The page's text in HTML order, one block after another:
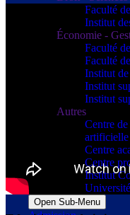
Faculté
Institut
Économie -
Faculté
Faculté
Institut de
Institut
Institut
Autres
Centre
artificielle
Centre
Centre
Institut
Open Sub-Menu